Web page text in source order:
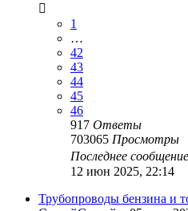
1
…
42
43
44
45
46
917 Ответы
703065 Просмотры
Последнее сообщение
12 июн 2025, 22:14
Трубопроводы бензина и